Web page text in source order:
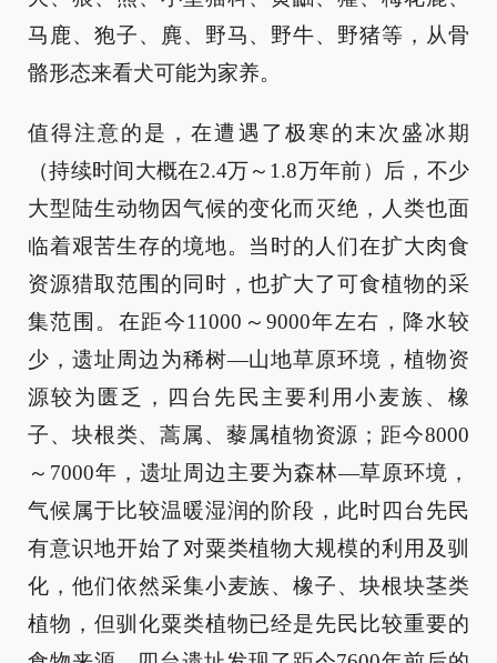
马鹿、狍子、麂、野马、野牛、野猪等，从骨
骼形态来看犬可能为家养。
值得注意的是，在遭遇了极寒的末次盛冰期
（持续时间大概在2.4万～1.8万年前）后，不少
大型陆生动物因气候的变化而灭绝，人类也面
临着艰苦生存的境地。当时的人们在扩大肉食
资源猎取范围的同时，也扩大了可食植物的采
集范围。在距今11000～9000年左右，降水较
少，遗址周边为稀树—山地草原环境，植物资
源较为匮乏，四台先民主要利用小麦族、橡
子、块根类、蒿属、藜属植物资源；距今8000
～7000年，遗址周边主要为森林—草原环境，
气候属于比较温暖湿润的阶段，此时四台先民
有意识地开始了对粟类植物大规模的利用及驯
化，他们依然采集小麦族、橡子、块根块茎类
植物，但驯化粟类植物已经是先民比较重要的